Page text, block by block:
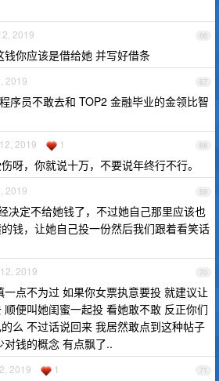
66
2019
钱你应该是借给她 并写好借条
67
2019
序员不敢去和 TOP2 金融毕业的金领比智
68
2019 1
呀，你就说十万，不要说年终行不行。
69
2019
决定不给她钱了，不过她自己那里应该也
钱，让她自己投一份然后我们跟着看笑话
70
2019
点不为过 如果你女票执意要投 就建议让
便叫她闺蜜一起投 看她敢不敢 反正你们
么 不过话说回来 我居然敢点到这种帖子
钱的概念 有点飘了..
71
2019 1